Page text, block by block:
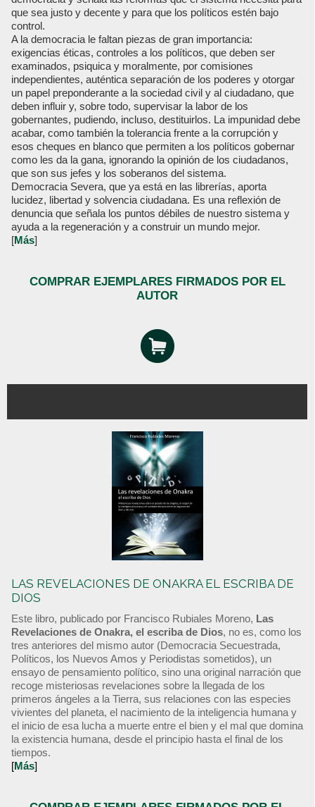
que sea justo y decente y para que los políticos estén bajo
control.
A la democracia le faltan piezas de gran importancia:
exigencias éticas, controles a los políticos, que deben ser
examinados, psiquica y moralmente, por comisiones
independientes, auténtica separación de los poderes y otorgar
un papel preponderante a la sociedad civil y al ciudadano, que
deben influir y, sobre todo, supervisar la labor de los
gobernantes, pudiendo, incluso, destituirlos. La impunidad debe
acabar, como también la tolerancia frente a la corrupción y
esos cheques en blanco que permiten a los políticos gobernar
como les da la gana, ignorando la opinión de los ciudadanos,
que son sus jefes y los soberanos del sistema.
Democracia Severa, que ya está en las librerías, aporta
lucidez, libertad y solvencia ciudadana. Es una reflexión de
denuncia que señala los puntos débiles de nuestro sistema y
ayuda a la regeneración y a construir un mundo mejor.
[Más]
COMPRAR EJEMPLARES FIRMADOS POR EL
AUTOR
LAS REVELACIONES DE ONAKRA EL ESCRIBA DE
DIOS
Este libro, publicado por Francisco Rubiales Moreno, Las
Revelaciones de Onakra, el escriba de Dios, no es, como los
tres anteriores del mismo autor (Democracia Secuestrada,
Políticos, los Nuevos Amos y Periodistas sometidos), un
ensayo de pensamiento político, sino una original narración que
recoge misteriosas revelaciones sobre la llegada de los
primeros ángeles a la Tierra, sus relaciones con las especies
vivientes del planeta, el nacimiento de la inteligencia humana y
el inicio de esa lucha a muerte entre el bien y el mal que domina
la existencia humana, desde el principio hasta el final de los
tiempos.
[Más]